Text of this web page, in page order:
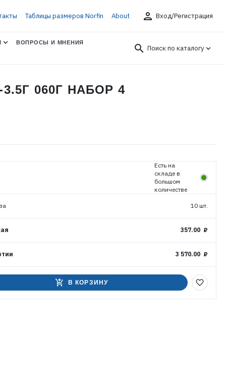
Таблицы размеров Norfin About person Вход/Регистрация
ВОПРОСЫ И МНЕНИЯ
search Поиск по каталогу
060Г НАБОР 4
Есть на
складе в
большом
количестве
10 шт.
357.00 ₽
3 570.00 ₽
add_shopping_cart В КОРЗИНУ favorite_border